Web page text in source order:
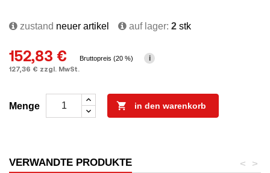
zustand neuer artikel auf lager: 2 stk
152,83 €
127,36 € zzgl. MwSt.
Bruttopreis (20 %) i
Menge  in den warenkorb
VERWANDTE PRODUKTE >
<